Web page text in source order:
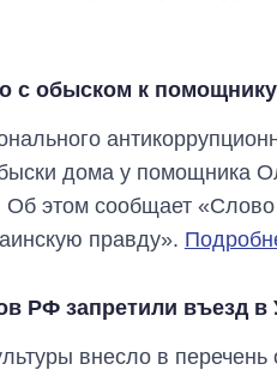
с обыском к
дома у помощника
Об этом сообщает
правду».
РФ запретили въезд в
внесло в